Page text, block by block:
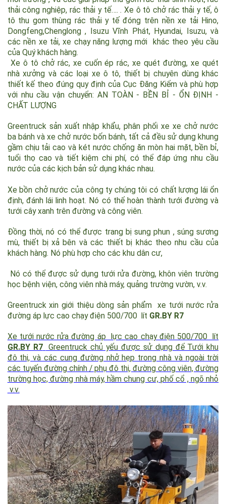
Greentruck- cung cung cấp, sản xuất nhập khẩu ô tô phục vụ
môi trường , và các giải pháp thu gom rác thải sinh hoạt, rác
thải công nghiệp, rác thải y tế…. . Xe ô tô chở rác thải y tế, ô
tô thu gom thùng rác thải y tế đóng trên nền xe tải Hino,
Dongfeng,Chenglong , Isuzu Vĩnh Phát, Hyundai, Isuzu, và
các nền xe tải, xe chạy năng lượng mới khác theo yêu cầu
của Quý khách hàng.
Xe ô tô chở rác, xe cuốn ép rác, xe quét đường, xe quét
nhà xưởng và các loại xe ô tô, thiết bị chuyên dùng khác
thiết kế theo đúng quy định của Cục Đăng Kiểm và phù hợp
CHẤT LƯỢNG
Greentruck sản xuất nhập khẩu, phân phối xe xe chở nước
ba bánh và xe chở nước bốn bánh, tất cả đều sử dụng khung
gầm chịu tải cao và két nước chống ăn mòn hai mặt, bền bỉ,
nước của các kịch bản sử dụng khác nhau.
Xe bồn chở nước của công ty chúng tôi có chất lượng lái ổn
tưới cây xanh trên đường và công viên.
Đồng thời, nó có thể được trang bị sung phun , súng sương
khách hàng. Nó phù hợp cho các khu dân cư,
học bệnh viện, công viên nhà máy, quảng trường vườn, v.v.
đường áp lực cao chạy điện 500/700 lítGR.BY R7
Xetưới nước rửa đường áp lực cao chạy điện 500/700 lít
GR.BY R7 Greentruck chủ yếu được sử dụng để Tưới khu
đô thị, và các cung đường nhở hẹp trong nhà và ngoài trời
các tuyến đường chính / phụ đô thị, đường công viên, đường
trường học, đường nhà máy, hầm chung cư, phố cổ , ngõ nhỏ
v.v.